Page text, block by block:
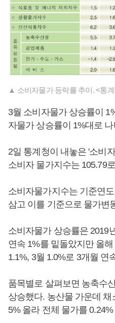
▲ 소비자물가 등락률 추이. <통
3월 소비자물가 상승률이
자물가 상승률이 1%대로
2일 통계청이 내놓은 '소비
소비자 물가지수는 105.79
소비자물가지수는 기준연
삼고 이를 기준으로 물가변
소비자물가 상승률은 2019
연속 1%를 밑돌았지만 올
1.1%, 3월 1.0%로 3개월 연
품목별로 살펴보면 농축수
상승했다. 농산물 가운데
5% 올라 전체 물가를